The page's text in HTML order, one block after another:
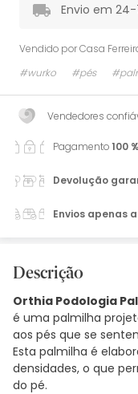
Envio em
Vendido porCasa
#wurko
#pés
Vendedores
Pagamento100
Devolução
Envios apenas
Descrição
Orthia Podologia
é uma palmilha
aos pés que se
Esta palmilha é
densidades, o que
do pé.